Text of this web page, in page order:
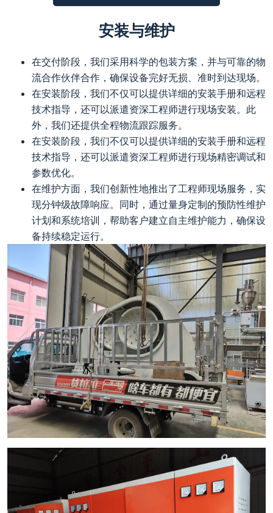
安装与维护
在交付阶段，我们采用科学的包装方案，并与可靠的物
流合作伙伴合作，确保设备完好无损、准时到达现场。
在安装阶段，我们不仅可以提供详细的安装手册和远程
技术指导，还可以派遣资深工程师进行现场安装。此
外，我们还提供全程物流跟踪服务。
在安装阶段，我们不仅可以提供详细的安装手册和远程
技术指导，还可以派遣资深工程师进行现场精密调试和
参数优化。
在维护方面，我们创新性地推出了工程师现场服务，实
现分钟级故障响应。同时，通过量身定制的预防性维护
计划和系统培训，帮助客户建立自主维护能力，确保设
备持续稳定运行。